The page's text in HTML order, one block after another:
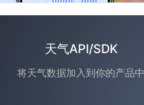
天气API/SDK
将天气数据加入到你的产品中